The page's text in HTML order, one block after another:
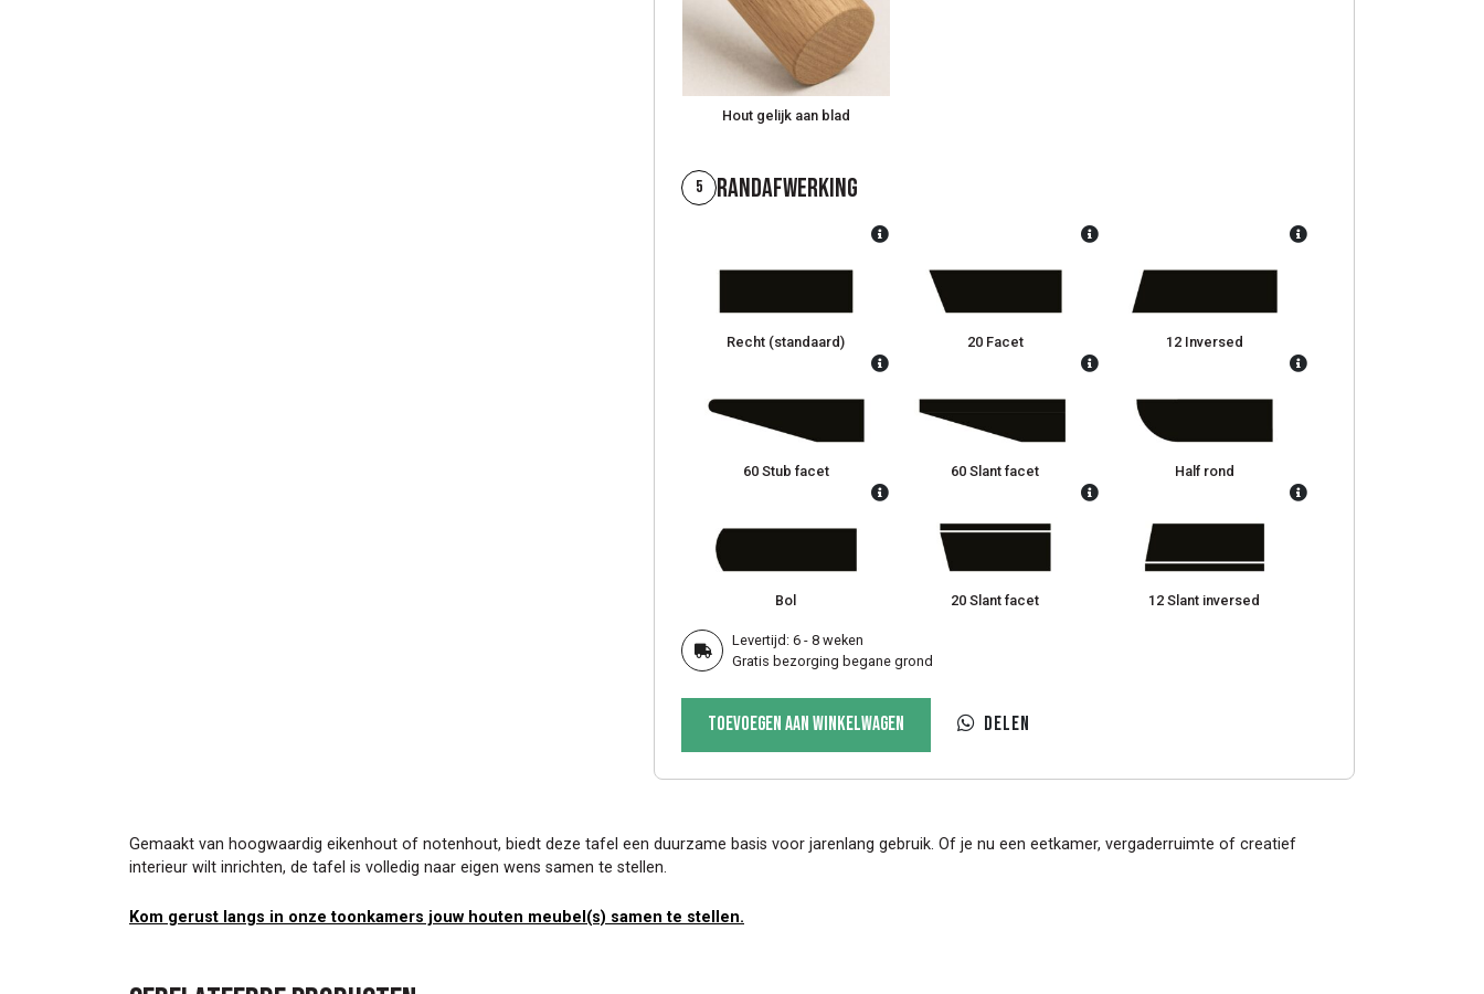
Hout gelijk aan blad
5 Randafwerking
Recht (standaard) 20 Facet 12 Inversed
60 Stub facet 60 Slant facet Half rond
Bol 20 Slant facet 12 Slant inversed
Levertijd: 6 - 8 weken
Gratis bezorging begane grond
tafel
Balluno
aantal
Toevoegen aan winkelwagen Delen
Gemaakt van hoogwaardig eikenhout of notenhout, biedt deze tafel een duurzame basis voor jarenlang gebruik. Of je nu een eetkamer, vergaderruimte of creatief
interieur wilt inrichten, de tafel is volledig naar eigen wens samen te stellen.
Kom gerust langs in onze toonkamers jouw houten meubel(s) samen te stellen.